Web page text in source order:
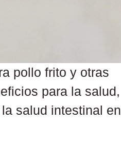
pollo frito y otras
para la salud,
salud intestinal en